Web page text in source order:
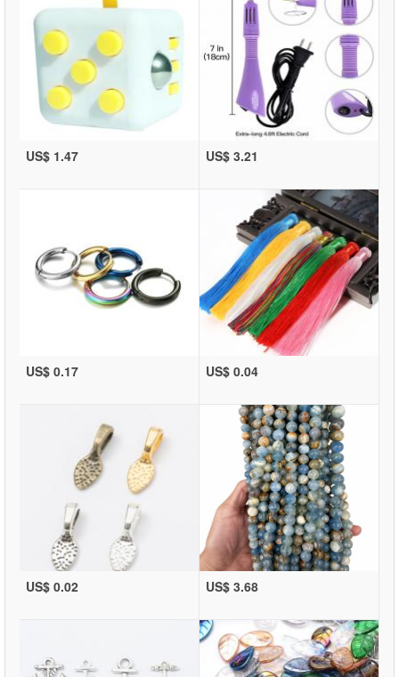
US$ 1.47 US$ 3.21
US$ 0.17 US$ 0.04
US$ 0.02 US$ 3.68